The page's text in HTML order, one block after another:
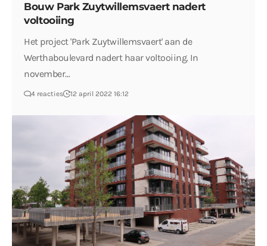
Bouw Park Zuytwillemsvaert nadert
voltooiing
Het project 'Park Zuytwillemsvaert' aan de
Werthaboulevard nadert haar voltooiing. In
november…
4 reacties 12 april 2022 16:12